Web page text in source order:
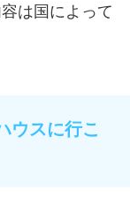
は国によって
ウスに行こ